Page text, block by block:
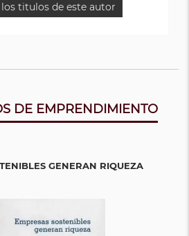
titulos de este autor
DE EMPRENDIMIENTO
GENERAN RIQUEZA